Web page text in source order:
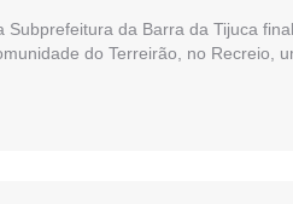
Subprefeitura da Barra da Tijuca
do Terreirão, no Recreio,